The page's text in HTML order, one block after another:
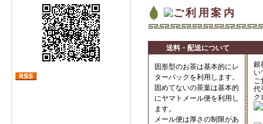
送料・配送について
固形型のお茶は基本的にレ
ターパックを利用します。
固めてないの茶葉は基本的
にヤマトメール便を利用し
ます。
メール便は厚さの制限があ
銀
い
ご
代
ク